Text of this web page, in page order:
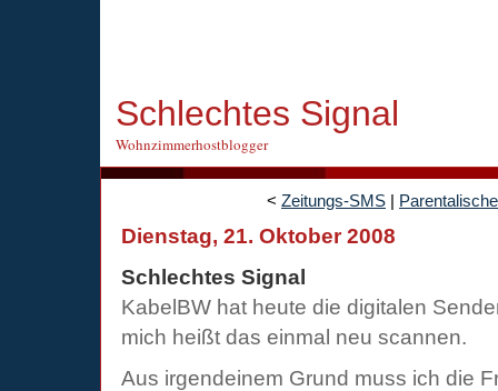
Schlechtes Signal
Wohnzimmerhostblogger
< Zeitungs-SMS |
Dienstag, 21. Oktober 2008
Schlechtes Signal
KabelBW hat heute die digitalen
mich heißt das einmal neu scannen.
Aus irgendeinem Grund muss ich die